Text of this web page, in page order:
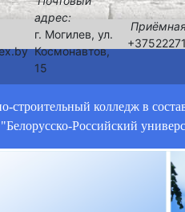
адрес:
г. Могилев, ул.
Космонавтов,
15
строительный колледж в
Российский